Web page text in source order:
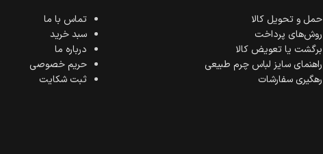
حمل‌ و تحویل کالا
روش‌های پرداخت
برگشت یا تعویض کالا
راهنمای سایز لباس چرم طبیعی
رهگیری سفارشات
تماس با ما
سبد خرید
درباره ما
حریم خصوصی
ثبت شکایت